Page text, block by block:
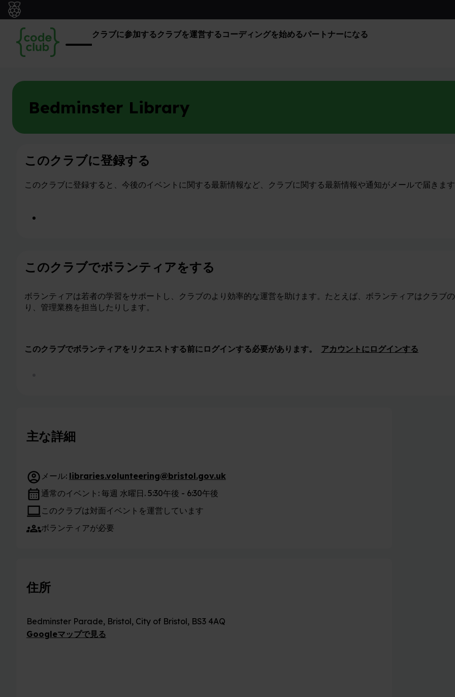
クラブに参加するクラブを運営するコーディングを始めるパートナーになる
Bedminster Library
このクラブに登録する
このクラブに登録すると、今後のイベントに関する最新情報など、クラブに関する最新情報や通知がメールで届きま
このクラブに登録する
このクラブでボランティアをする
ボランティアは若者の学習をサポートし、クラブのより効率的な運営を助けます。たとえば、ボランティアはクラブ
り、管理業務を担当したりします。
このクラブでボランティアをリクエストする前にログインする必要があります。 アカウントにログインする
主な詳細
メール: libraries.volunteering@bristol.gov.uk
通常のイベント: 毎週 水曜日. 5:30午後 - 6:30午後
このクラブは対面イベントを運営しています
ボランティアが必要
住所
Bedminster Parade, Bristol, City of Bristol, BS3 4AQ
Googleマップで見る